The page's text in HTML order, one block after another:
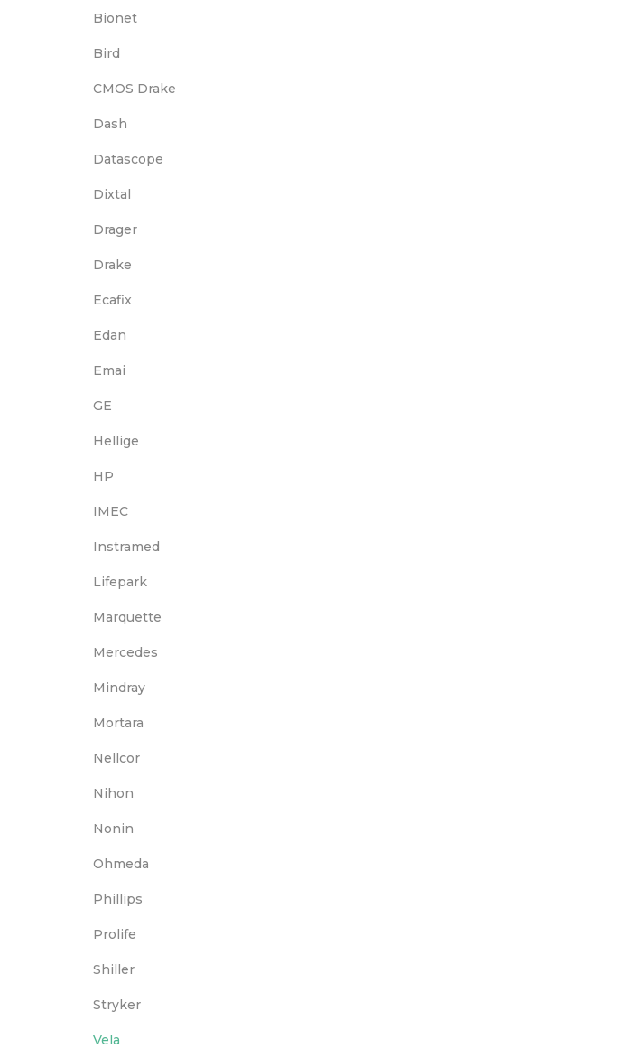
Bionet
Bird
CMOS Drake
Dash
Datascope
Dixtal
Drager
Drake
Ecafix
Edan
Emai
GE
Hellige
HP
IMEC
Instramed
Lifepark
Marquette
Mercedes
Mindray
Mortara
Nellcor
Nihon
Nonin
Ohmeda
Phillips
Prolife
Shiller
Stryker
Vela